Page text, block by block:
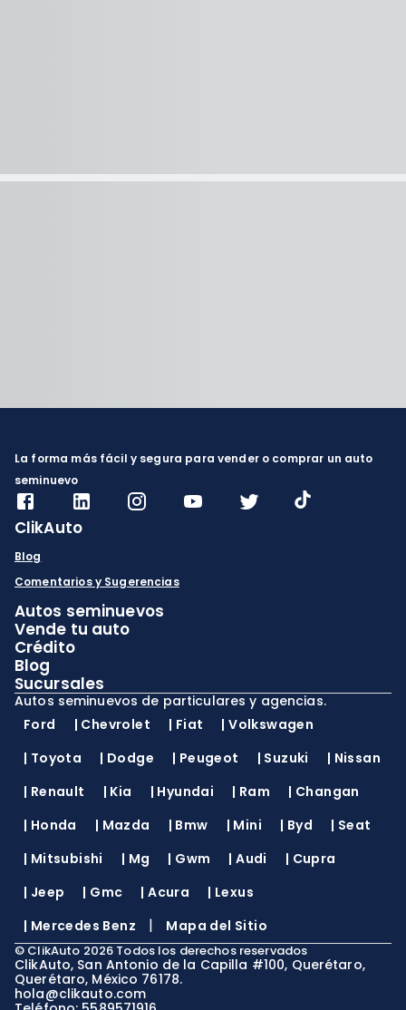
La forma más fácil y segura para vender o comprar un auto
seminuevo
ClikAuto
Blog
Comentarios y Sugerencias
Autos seminuevos
Vende tu auto
Crédito
Blog
Sucursales
Autos seminuevos de particulares y agencias.
Ford
| Chevrolet | Fiat |Volkswagen
| Toyota | Dodge | Peugeot | Suzuki | Nissan
| Renault | Kia | Hyundai | Ram | Changan
| Honda | Mazda | Bmw | Mini | Byd | Seat
| Mitsubishi | Mg | Gwm |Audi | Cupra
| Jeep | Gmc |Acura | Lexus
| Mercedes Benz | Mapa del Sitio
© ClikAuto 2026 Todos los derechos reservados
ClikAuto, San Antonio de la Capilla #100, Querétaro,
Querétaro, México 76178.
hola@clikauto.com